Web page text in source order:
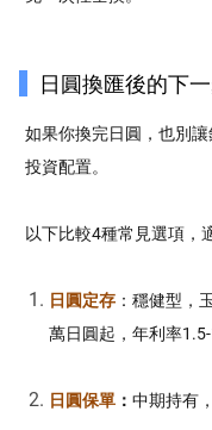
日圓換匯後的下
如果你換完日圓，也別
投資配置。
以下比較4種常見選項，
日圓定存 ：穩健型，
萬日圓起，年利率1.5-
日圓保單 ： 中期持有